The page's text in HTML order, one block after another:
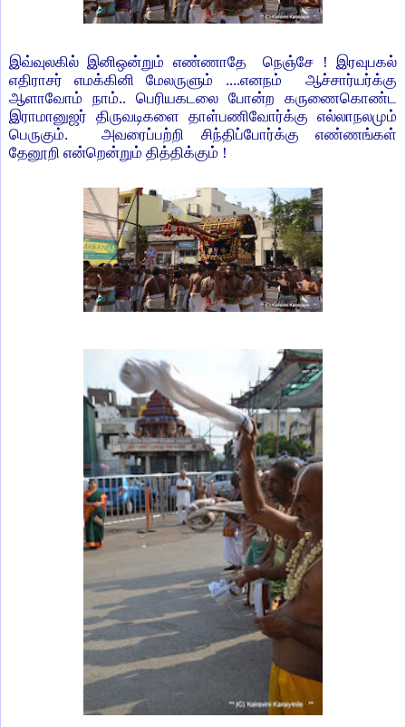
இவ்வுலகில் இனிஒன்றும் எண்ணாதே நெஞ்சே !
இரவுபகல்
எதிராசர் எமக்கினி மேலருளும்
....எனநம்
ஆச்சார்யர்க்கு
ஆளாவோம் நாம்..
பெரியகடலை போன்ற கருணைகொண்ட
இராமானுஜர் திருவடிகளை தாள்பணிவோர்க்கு எல்லாநலமும்
பெருகும். அவரைப்பற்றி சிந்திப்போர்க்கு எண்ணங்கள்
தேனூறி என்றென்றும் தித்திக்கும் !